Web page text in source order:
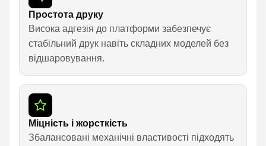
Простота друку
Висока адгезія до платформи забезпечує
стабільний друк навіть складних моделей без
відшаровування.
Міцність і жорсткість
Збалансовані механічні властивості підходять